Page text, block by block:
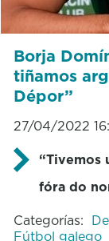
Borja
tiñamos
Dépor”
27/04/2022
“Tivemos
fóra do
Categorías:
Fútbol galego